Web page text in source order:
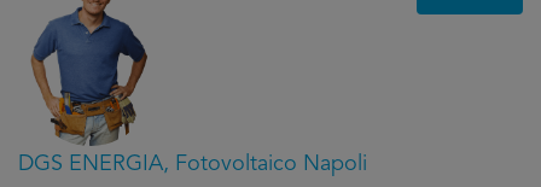
DGS ENERGIA, Fotovoltaico Napoli